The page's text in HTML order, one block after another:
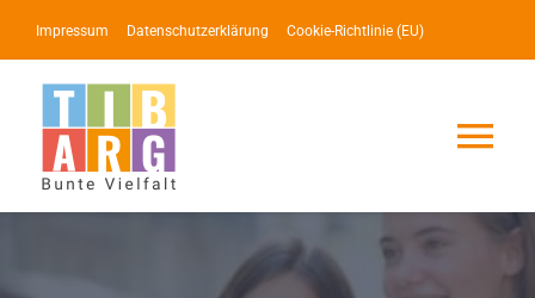
Inhalt
springen
Impressum Datenschutzerklärung Cookie-Richtlinie (EU)